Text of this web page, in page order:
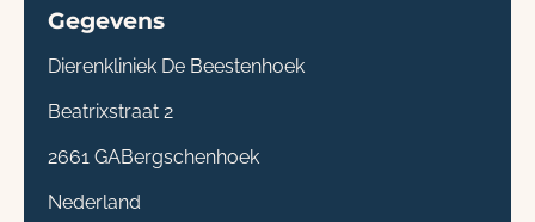
Gegevens
Dierenkliniek De Beestenhoek
Beatrixstraat 2
2661 GABergschenhoek
Nederland